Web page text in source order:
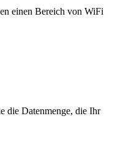
einen Bereich von WiFi
die Datenmenge, die Ihr